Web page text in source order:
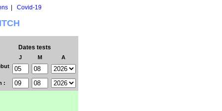
| Covid-19
Dates tests
J M
A
: